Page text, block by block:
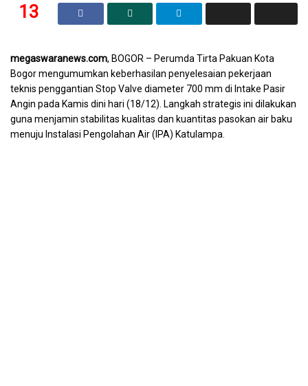
13
megaswaranews.com, BOGOR – Perumda Tirta Pakuan Kota
Bogor mengumumkan keberhasilan penyelesaian pekerjaan
teknis penggantian Stop Valve diameter 700 mm di Intake Pasir
Angin pada Kamis dini hari (18/12). Langkah strategis ini dilakukan
guna menjamin stabilitas kualitas dan kuantitas pasokan air baku
menuju Instalasi Pengolahan Air (IPA) Katulampa.